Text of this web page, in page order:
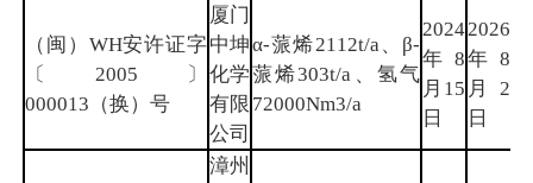
（闽）WH安许证字
〔2005〕
000013（换）号
厦门
中坤
化学
有限
公司
α-蒎烯2112t/a、β-
蒎烯303t/a、氢气
72000Nm3/a
2024
年8
月15
日
2026
年8
月2
日
漳州